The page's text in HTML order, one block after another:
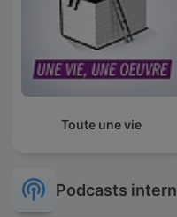
Toute une vie
Podcasts